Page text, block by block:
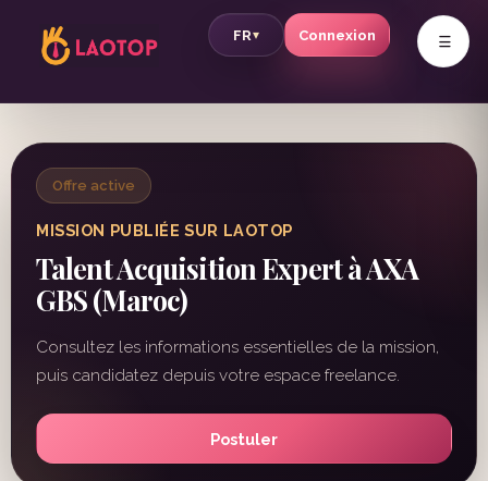
FR▾ Connexion v
Offre active
MISSION PUBLIÉE SUR LAOTOP
Talent Acquisition Expert à AXA
GBS (Maroc)
Consultez les informations essentielles de la mission,
puis candidatez depuis votre espace freelance.
Postuler